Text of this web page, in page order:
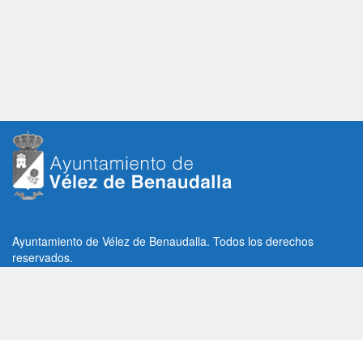
Ayuntamiento de Vélez de Benaudalla. Todos los derechos
reservados.